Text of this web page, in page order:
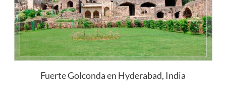
Fuerte Golconda en Hyderabad, India